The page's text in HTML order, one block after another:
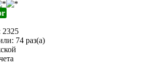
74 раз(а)